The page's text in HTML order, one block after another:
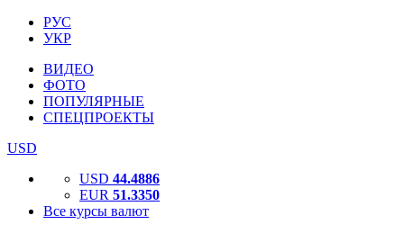
РУС
УКР
ВИДЕО
ФОТО
ПОПУЛЯРНЫЕ
СПЕЦПРОЕКТЫ
USD
USD 44.4886
EUR 51.3350
Все курсы валют